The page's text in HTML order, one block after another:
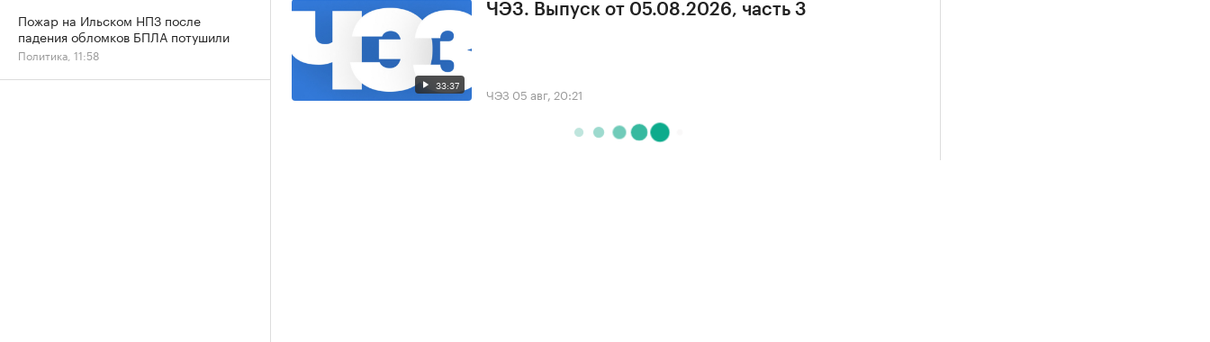
33:37
ЧЭЗ. Выпуск от 05.08.2026, часть 3
ЧЭЗ 05 авг, 20:21
Пожар на Ильском НПЗ после
падения обломков БПЛА потушили
Политика, 11:58